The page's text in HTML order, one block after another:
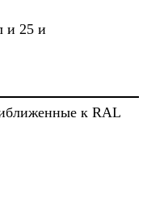
и 25 и
к RAL